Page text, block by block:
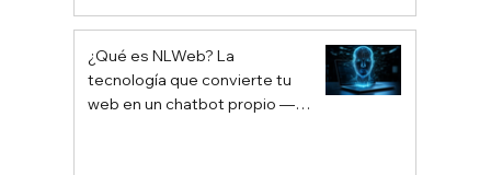
¿Qué es NLWeb? La
tecnología que convierte tu
web en un chatbot propio —